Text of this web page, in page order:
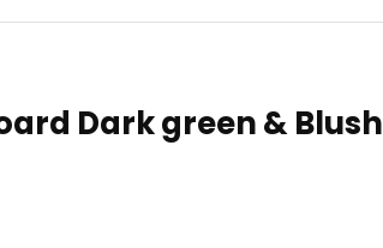
Dark green & Blush